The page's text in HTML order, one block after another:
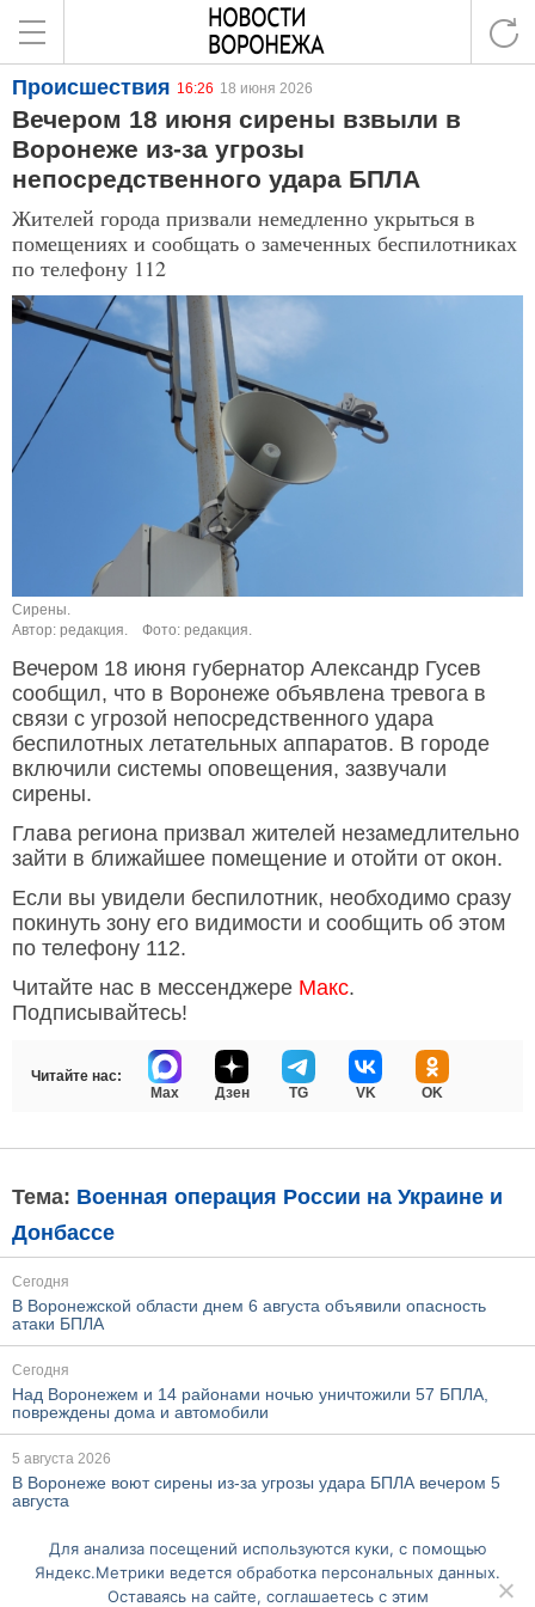
Происшествия 16:26 18 июня 2026
Вечером 18 июня сирены взвыли в
Воронеже из-за угрозы
непосредственного удара БПЛА
Жителей города призвали немедленно укрыться в
помещениях и сообщать о замеченных беспилотниках
по телефону 112
Сирены.
Автор: редакция.
Фото: редакция.
Вечером 18 июня губернатор Александр Гусев
сообщил, что в Воронеже объявлена тревога в
связи с угрозой непосредственного удара
беспилотных летательных аппаратов. В городе
включили системы оповещения, зазвучали
сирены.
Глава региона призвал жителей незамедлительно
зайти в ближайшее помещение и отойти от окон.
Если вы увидели беспилотник, необходимо сразу
покинуть зону его видимости и сообщить об этом
по телефону 112.
Читайте нас в мессенджере Макс.
Подписывайтесь!
Читайте нас:
Max
Дзен TG VK OK
Тема: Военная операция России на Украине и
Донбассе
Сегодня
В Воронежской области днем 6 августа объявили опасность
атаки БПЛА
Сегодня
Над Воронежем и 14 районами ночью уничтожили 57 БПЛА,
повреждены дома и автомобили
5 августа 2026
В Воронеже воют сирены из-за угрозы удара БПЛА вечером 5
августа
Ещё по этой теме
Для анализа посещений используются куки, с помощью
Яндекс.Метрики ведется обработка персональных данных.
Оставаясь на сайте, соглашаетесь с этим